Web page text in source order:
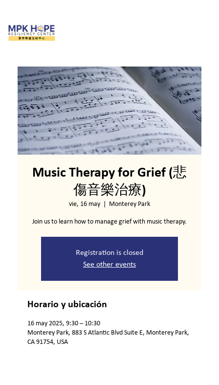
Music Therapy for Grief (悲
傷音樂治療)
vie, 16 may Monterey Park
Join us to learn how to manage grief with music therapy.
Registration is closed
See other events
Horario y ubicación
16 may 2025, 9:30 – 10:30
Monterey Park, 883 S Atlantic Blvd Suite E, Monterey Park,
CA 91754, USA